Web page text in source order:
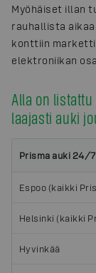
Myöhäiset illan
rauhallista
konttiin
elektroniikan
Alla on
laajasti auki
Prisma auki 24/7
Espoo (kaikki
Helsinki (kaikki
Hyvinkää